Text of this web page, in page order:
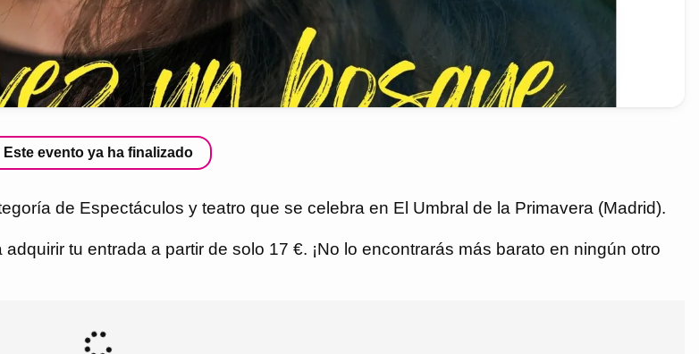
Este evento ya ha finalizado
de Espectáculos y teatro que se celebra en El Umbral de la Primavera (Madrid).
tu entrada a partir de solo 17 €. ¡No lo encontrarás más barato en ningún otro